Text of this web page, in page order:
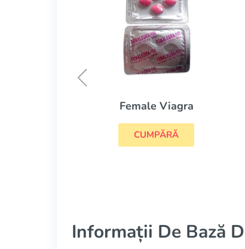
CUMPĂRĂ
Informații De Bază